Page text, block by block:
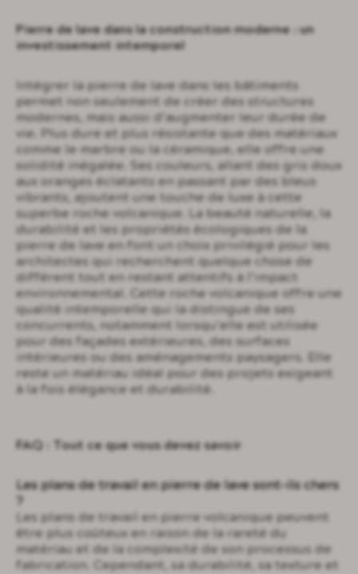
Pierre de lave dans la construction moderne : un
investissement intemporel
Intégrer la pierre de lave dans les bâtiments
permet non seulement de créer des structures
modernes, mais aussi d’augmenter leur durée de
vie. Plus dure et plus résistante que des matériaux
comme le marbre ou la céramique, elle offre une
solidité inégalée. Ses couleurs, allant des gris doux
aux oranges éclatants en passant par des bleus
vibrants, ajoutent une touche de luxe à cette
superbe roche volcanique. La beauté naturelle, la
durabilité et les propriétés écologiques de la
pierre de lave en font un choix privilégié pour les
architectes qui recherchent quelque chose de
différent tout en restant attentifs à l’impact
environnemental. Cette roche volcanique offre une
qualité intemporelle qui la distingue de ses
concurrents, notamment lorsqu’elle est utilisée
pour des façades extérieures, des surfaces
intérieures ou des aménagements paysagers. Elle
reste un matériau idéal pour des projets exigeant
à la fois élégance et durabilité.
FAQ : Tout ce que vous devez savoir
Les plans de travail en pierre de lave sont-ils chers
?
Les plans de travail en pierre volcanique peuvent
être plus coûteux en raison de la rareté du
matériau et de la complexité de son processus de
fabrication. Cependant, sa durabilité, sa texture et